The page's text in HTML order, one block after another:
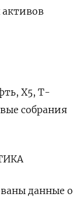
Х5, Т-
​собрания
данные ‌о